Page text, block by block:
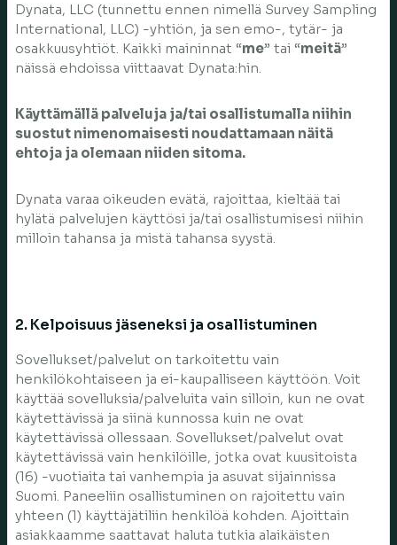
Dynata, LLC (tunnettu ennen nimellä Survey Sampling
International, LLC) -yhtiön, ja sen emo-, tytär- ja
osakkuusyhtiöt. Kaikki maininnat “me” tai “meitä”
näissä ehdoissa viittaavat Dynata:hin.
Käyttämällä palveluja ja/tai osallistumalla niihin
suostut nimenomaisesti noudattamaan näitä
ehtoja ja olemaan niiden sitoma.
Dynata varaa oikeuden evätä, rajoittaa, kieltää tai
hylätä palvelujen käyttösi ja/tai osallistumisesi niihin
milloin tahansa ja mistä tahansa syystä.
2. Kelpoisuus jäseneksi ja osallistuminen
Sovellukset/palvelut on tarkoitettu vain
henkilökohtaiseen ja ei-kaupalliseen käyttöön. Voit
käyttää sovelluksia/palveluita vain silloin, kun ne ovat
käytettävissä ja siinä kunnossa kuin ne ovat
käytettävissä ollessaan. Sovellukset/palvelut ovat
käytettävissä vain henkilöille, jotka ovat kuusitoista
(16) -vuotiaita tai vanhempia ja asuvat sijainnissa
Suomi. Paneeliin osallistuminen on rajoitettu vain
yhteen (1) käyttäjätiliin henkilöä kohden. Ajoittain
asiakkaamme saattavat haluta tutkia alaikäisten